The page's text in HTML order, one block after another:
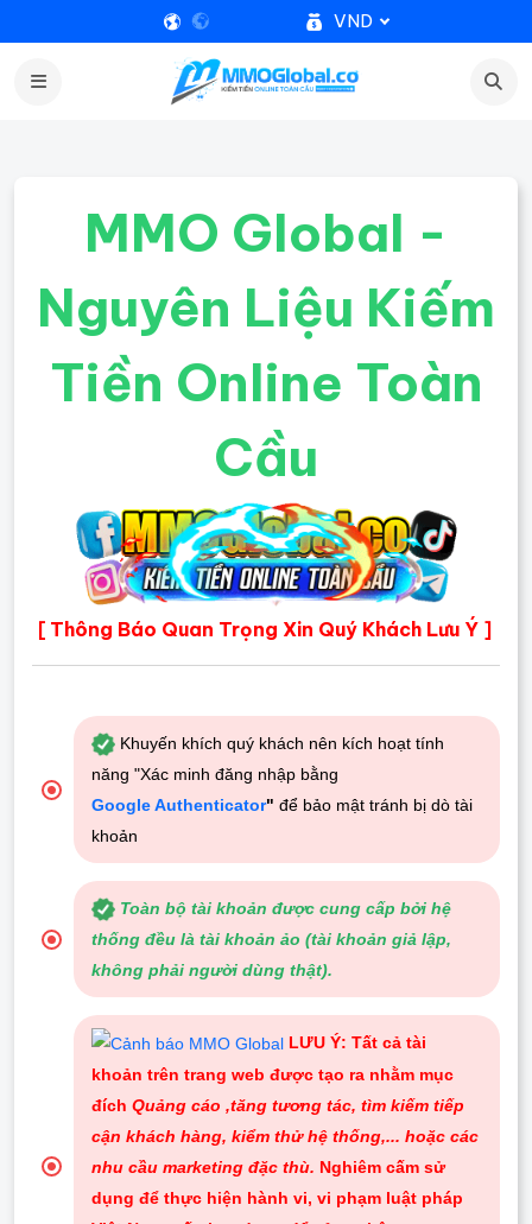
VND
MMO Global -
Nguyên Liệu Kiếm
Tiền Online Toàn
Cầu
[ Thông Báo Quan Trọng Xin Quý Khách Lưu Ý ]
Khuyến khích quý khách nên kích hoạt tính
năng "Xác minh đăng nhập bằng
Google Authenticator" để bảo mật tránh bị dò tài
khoản
Toàn bộ tài khoản được cung cấp bởi hệ
thống đều là tài khoản ảo (tài khoản giả lập,
không phải người dùng thật).
LƯU Ý: Tất cả tài
khoản trên trang web được tạo ra nhằm mục
đích Quảng cáo ,tăng tương tác, tìm kiếm tiếp
cận khách hàng, kiểm thử hệ thống,... hoặc các
nhu cầu marketing đặc thù. Nghiêm cấm sử
dụng để thực hiện hành vi, vi phạm luật pháp